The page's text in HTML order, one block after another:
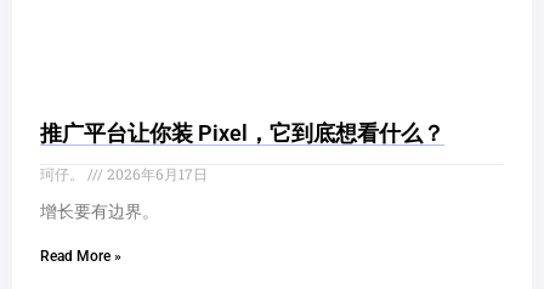
推广平台让你装 Pixel，它到底想看什么？
珂仔。
2026年6月17日
增长要有边界。
Read More »